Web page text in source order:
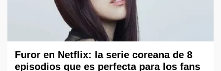
Furor en Netflix: la serie coreana de 8
episodios que es perfecta para los fans